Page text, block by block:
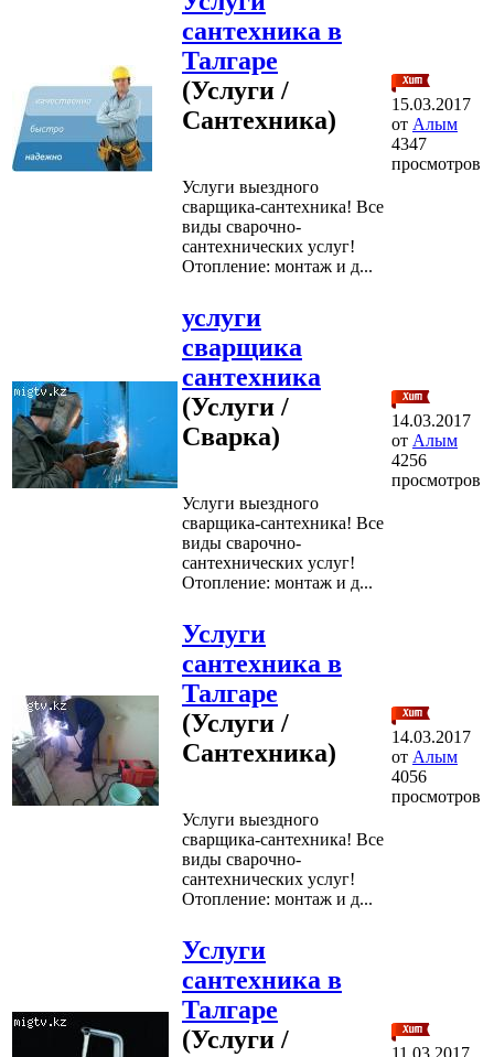
сантехника в
Талгаре
(Услуги /
Сантехника)
Услуги выездного
сварщика-сантехника! Все
виды сварочно-
сантехнических услуг!
Отопление: монтаж и д...
15.03.2017
от Алым
4347
просмотров
услуги
сварщика
сантехника
(Услуги /
Сварка)
Услуги выездного
сварщика-сантехника! Все
виды сварочно-
сантехнических услуг!
Отопление: монтаж и д...
14.03.2017
от Алым
4256
просмотров
Услуги
сантехника в
Талгаре
(Услуги /
Сантехника)
Услуги выездного
сварщика-сантехника! Все
виды сварочно-
сантехнических услуг!
Отопление: монтаж и д...
14.03.2017
от Алым
4056
просмотров
Услуги
сантехника в
Талгаре
(Услуги /
11.03.2017